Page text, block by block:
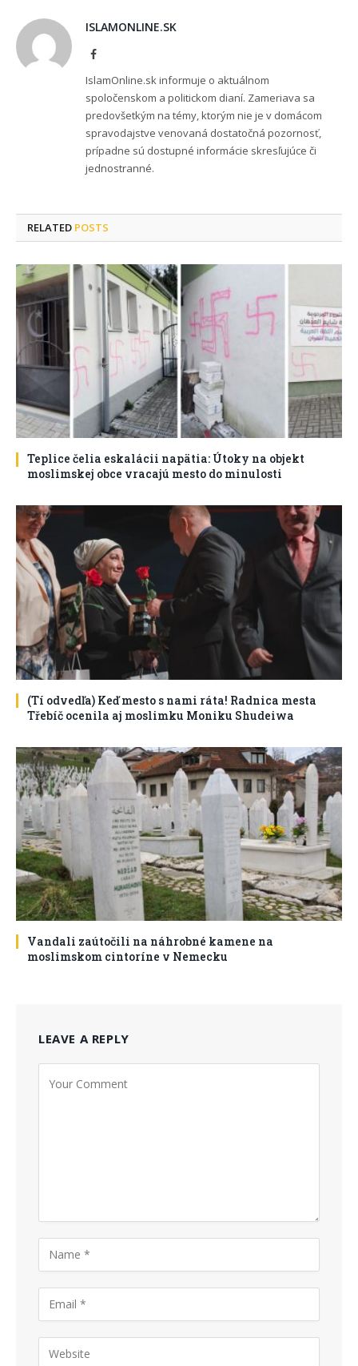
ISLAMONLINE.SK
Facebook
IslamOnline.sk informuje o aktuálnom
spoločenskom a politickom dianí. Zameriava sa
predovšetkým na témy, ktorým nie je v domácom
spravodajstve venovaná dostatočná pozornosť,
prípadne sú dostupné informácie skresľujúce či
jednostranné.
RELATED POSTS
Teplice čelia eskalácii napätia: Útoky na objekt
moslimskej obce vracajú mesto do minulosti
(Tí odvedľa) Keď mesto s nami ráta! Radnica mesta
Třebíč ocenila aj moslimku Moniku Shudeiwa
Vandali zaútočili na náhrobné kamene na
moslimskom cintoríne v Nemecku
LEAVE A REPLY